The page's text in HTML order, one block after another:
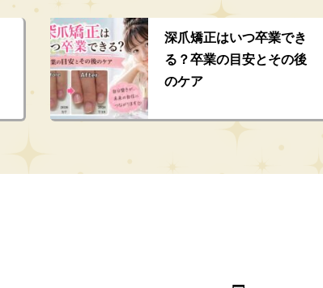
深爪矯正はいつ卒業でき
る？卒業の目安とその後
のケア